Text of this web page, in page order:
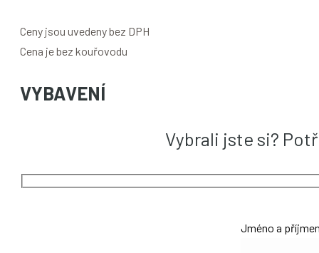
Ceny jsou uvedeny bez DPH
Cena je bez kouřovodu
VYBAVENÍ
Vybrali jste si?
Jméno a